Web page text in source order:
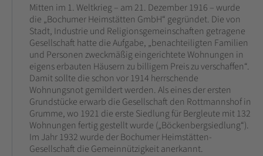
Mitten im 1. Weltkrieg – am 21. Dezember 1916 – wurde
die „Bochumer Heimstätten GmbH“ gegründet. Die von
Stadt, Industrie und Religionsgemeinschaften getragene
Gesellschaft hatte die Aufgabe, „benachteiligten Familien
und Personen zweckmäßig eingerichtete Wohnungen in
eigens erbauten Häusern zu billigem Preis zu verschaffen“.
Damit sollte die schon vor 1914 herrschende
Wohnungsnot gemildert werden. Als eines der ersten
Grundstücke erwarb die Gesellschaft den Rottmannshof in
Grumme, wo 1921 die erste Siedlung für Bergleute mit 132
Wohnungen fertig gestellt wurde („Böckenbergsiedlung“).
Im Jahr 1932 wurde der Bochumer Heimstätten-
Gesellschaft die Gemeinnützigkeit anerkannt.